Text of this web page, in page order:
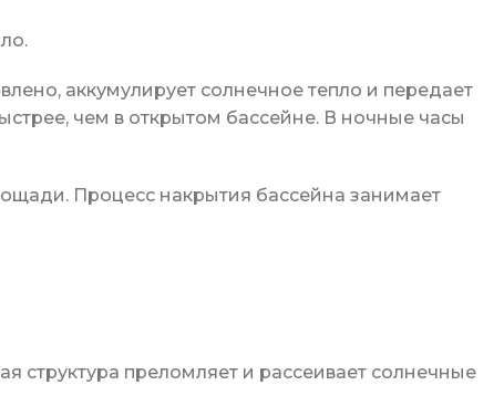
аккумулирует солнечное тепло и передает
чем в открытом бассейне. В ночные часы
Процесс накрытия бассейна занимает
структура преломляет и рассеивает солнечные